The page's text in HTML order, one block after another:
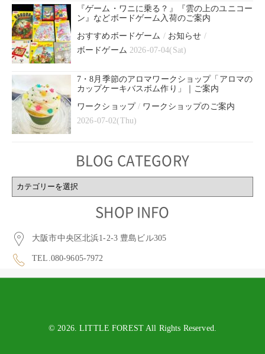
『ゲーム・ワニに乗る？』『雲の上のユニコー
ン』などボードゲーム入荷のご案内
おすすめボードゲーム / お知らせ /
ボードゲーム 2026-07-04(Sat)
7・8月季節のアロマワークショップ「アロマの
カップケーキバスボム作り」｜ご案内
ワークショップ/ ワークショップのご案内
2026-07-02(Thu)
BLOG CATEGORY
BLOG
CATEGORY
SHOP INFO
大阪市中央区北浜1-2-3 豊島ビル305
TEL.080-9605-7972
© 2026. LITTLE FOREST All Rights Reserved.